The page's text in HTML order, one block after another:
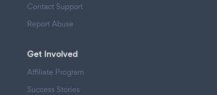
Contact Support
Report Abuse
Get Involved
Affiliate Program
Success Stories